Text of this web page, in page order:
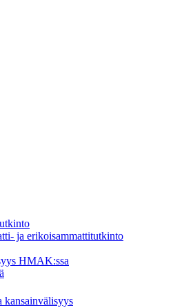
ja erikoisammattitutkinto
HMAK:ssa
kansainvälisyys